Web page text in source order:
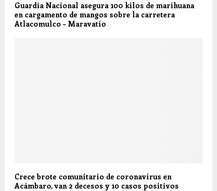
Guardia Nacional asegura 100 kilos de marihuana
en cargamento de mangos sobre la carretera
Atlacomulco – Maravatío
Crece brote comunitario de coronavirus en
Acámbaro, van 2 decesos y 10 casos positivos